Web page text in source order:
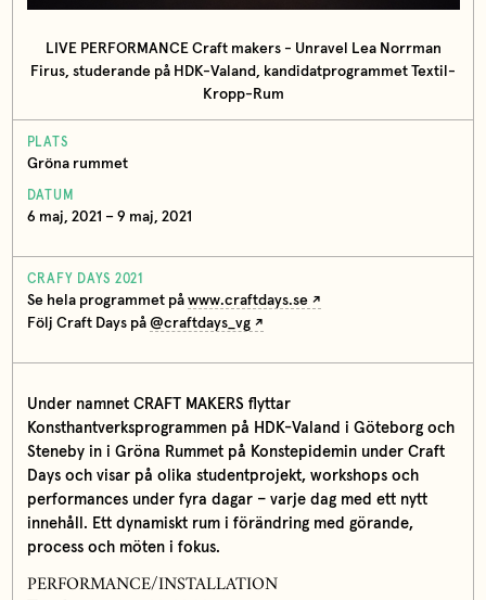
LIVE PERFORMANCE Craft makers - Unravel Lea Norrman
Firus, studerande på HDK-Valand, kandidatprogrammet Textil-
Kropp-Rum
PLATS
Gröna rummet
DATUM
6 maj, 2021 – 9 maj, 2021
CRAFY DAYS 2021
Se hela programmet på www.craftdays.se
Följ Craft Days på @craftdays_vg
Under namnet CRAFT MAKERS flyttar
Konsthantverksprogrammen på HDK-Valand i Göteborg och
Steneby in i Gröna Rummet på Konstepidemin under Craft
Days och visar på olika studentprojekt, workshops och
performances under fyra dagar – varje dag med ett nytt
innehåll. Ett dynamiskt rum i förändring med görande,
process och möten i fokus.
PERFORMANCE/INSTALLATION